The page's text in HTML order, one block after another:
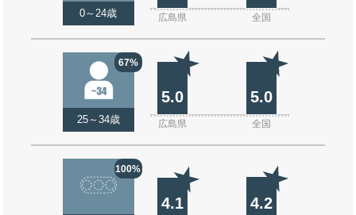
0～24歳 広島県 全国
67%
25～34歳
5.0 5.0
広島県 全国
100%
4.1 4.2